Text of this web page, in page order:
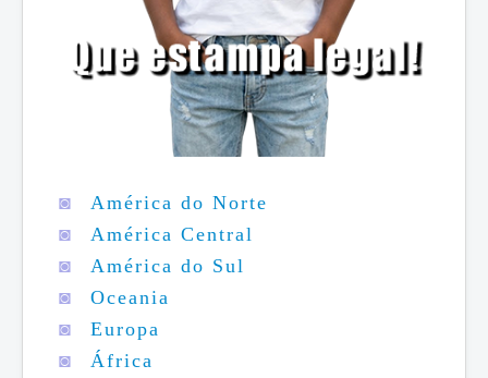
◙
América do Norte
◙
América Central
◙
América do Sul
◙
Oceania
◙
Europa
◙
África